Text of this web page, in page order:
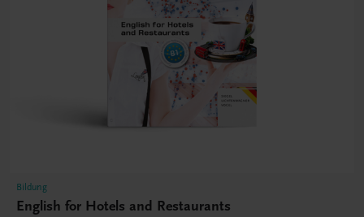
Bildung
English for Hotels and Restaurants